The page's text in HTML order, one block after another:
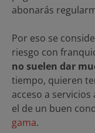
abonarás
Por eso se
riesgo con
no suelen dar
tiempo, quieren
acceso a
el de un buen
gama.